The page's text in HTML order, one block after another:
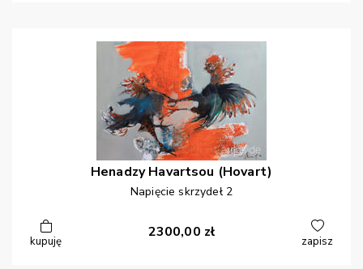
Henadzy Havartsou (Hovart)
Napięcie skrzydeł 2
kupuję
2300,00 zł
zapisz